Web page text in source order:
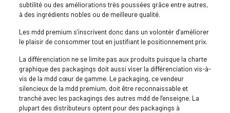
subtilité ou des améliorations très poussées grâce entre autres,
à des ingrédients nobles ou de meilleure qualité.
Les mdd premium s’inscrivent donc dans un volontér d’améliorer
le plaisir de consommer tout en justifiant le positionnement prix.
La différenciation ne se limite pas aux produits puisque la charte
graphique des packagings doit aussi viser la différenciation vis-à-
vis de la mdd cœur de gamme. Le packaging, ce vendeur
silencieux de la mdd premium, doit être reconnaissable et
tranché avec les packagings des autres mdd de l’enseigne. La
plupart des distributeurs optent pour des packagings à